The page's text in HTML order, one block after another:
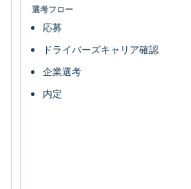
選考フロー
応募
ドライバーズキャリア確認
企業選考
内定